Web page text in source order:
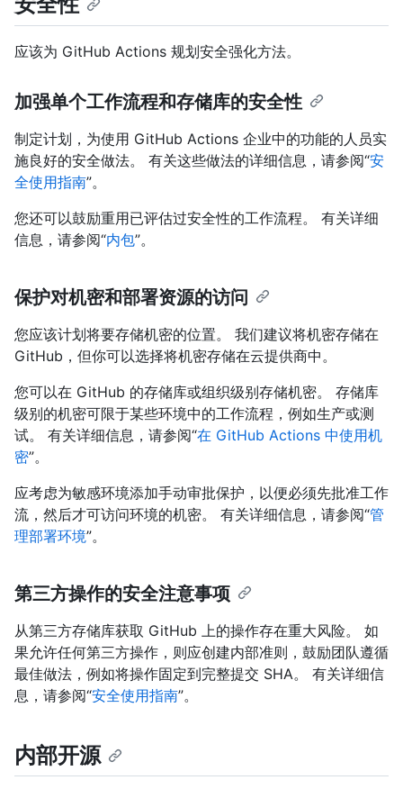
应该为 GitHub Actions 规划安全强化方法。
加强单个工作流程和存储库的安全性
制定计划，为使用 GitHub Actions 企业中的功能的人员实
施良好的安全做法。 有关这些做法的详细信息，请参阅“安
全使用指南”。
您还可以鼓励重用已评估过安全性的工作流程。 有关详细
信息，请参阅“内包”。
保护对机密和部署资源的访问
您应该计划将要存储机密的位置。 我们建议将机密存储在
GitHub，但你可以选择将机密存储在云提供商中。
您可以在 GitHub 的存储库或组织级别存储机密。 存储库
级别的机密可限于某些环境中的工作流程，例如生产或测
试。 有关详细信息，请参阅“在 GitHub Actions 中使用机
密”。
应考虑为敏感环境添加手动审批保护，以便必须先批准工作
流，然后才可访问环境的机密。 有关详细信息，请参阅“管
理部署环境”。
第三方操作的安全注意事项
从第三方存储库获取 GitHub 上的操作存在重大风险。 如
果允许任何第三方操作，则应创建内部准则，鼓励团队遵循
最佳做法，例如将操作固定到完整提交 SHA。 有关详细信
息，请参阅“安全使用指南”。
内部开源